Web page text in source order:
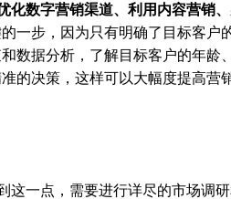
化数字营销渠道、利用内容营销
一步，因为只有明确了目标客户
数据分析，了解目标客户的年龄
的决策，这样可以大幅度提高营
这一点，需要进行详尽的市场调